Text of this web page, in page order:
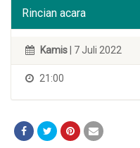
Rincian acara
Kamis | 7 Juli 2022
21:00